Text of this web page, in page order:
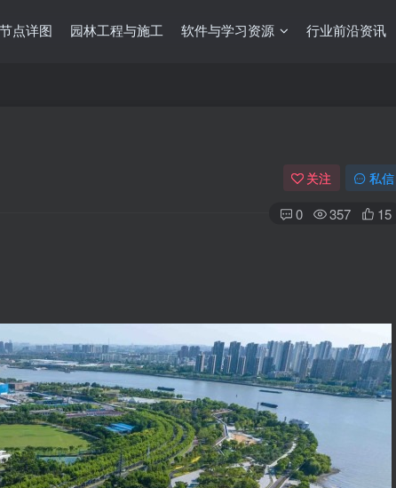
点详图 园林工程与施工 软件与学习资源 行业前沿资讯
关注 私信
0 357 15